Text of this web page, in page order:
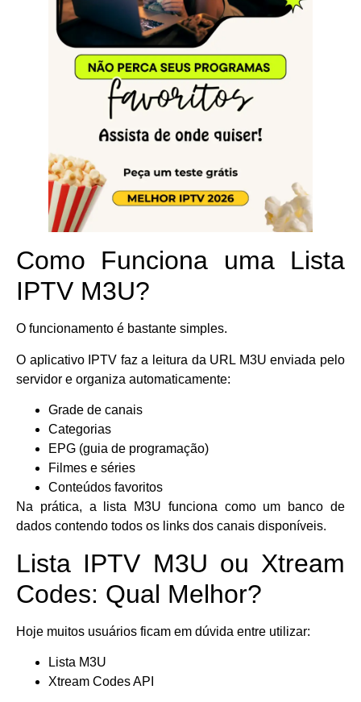
Como Funciona uma Lista
IPTV M3U?
O funcionamento é bastante simples.
O aplicativo IPTV faz a leitura da URL M3U enviada pelo
servidor e organiza automaticamente:
Grade de canais
Categorias
EPG (guia de programação)
Filmes e séries
Conteúdos favoritos
Na prática, a lista M3U funciona como um banco de
dados contendo todos os links dos canais disponíveis.
Lista IPTV M3U ou Xtream
Codes: Qual Melhor?
Hoje muitos usuários ficam em dúvida entre utilizar:
Lista M3U
Xtream Codes API